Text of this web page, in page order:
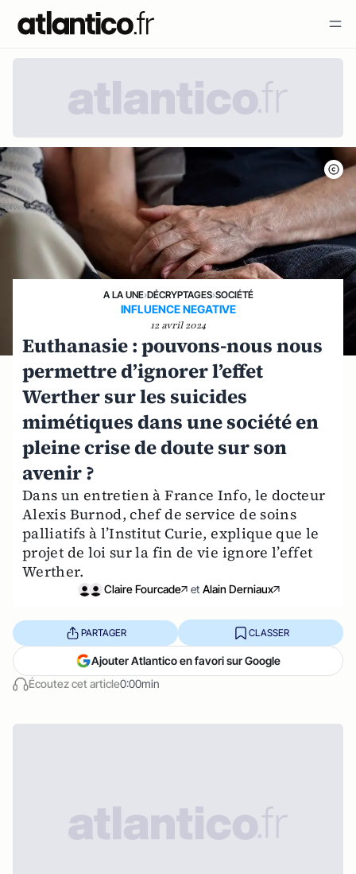
A LA UNE›DÉCRYPTAGES›SOCIÉTÉ
INFLUENCE NEGATIVE
12 avril 2024
Euthanasie : pouvons-nous nous
permettre d’ignorer l’effet
Werther sur les suicides
mimétiques dans une société en
pleine crise de doute sur son
avenir ?
Dans un entretien à France Info, le docteur
Alexis Burnod, chef de service de soins
palliatifs à l’Institut Curie, explique que le
projet de loi sur la fin de vie ignore l’effet
Werther.
Claire Fourcade et Alain Derniaux
Écoutez cet article0:00min
PARTAGER CLASSER
Ajouter Atlantico en favori sur Google